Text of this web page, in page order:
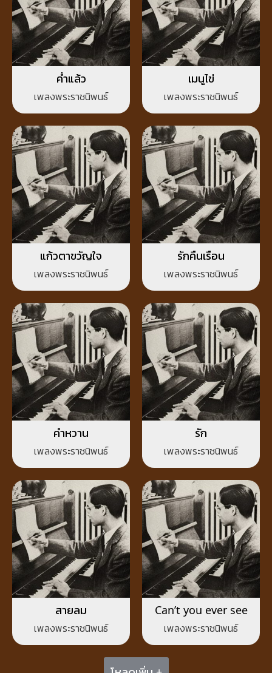
ค่ำแล้ว
เพลงพระราชนิพนธ์
เมนูไข่
เพลงพระราชนิพนธ์
แก้วตาขวัญใจ
เพลงพระราชนิพนธ์
รักคืนเรือน
เพลงพระราชนิพนธ์
คำหวาน
เพลงพระราชนิพนธ์
รัก
เพลงพระราชนิพนธ์
สายลม
เพลงพระราชนิพนธ์
Can’t you ever see
เพลงพระราชนิพนธ์